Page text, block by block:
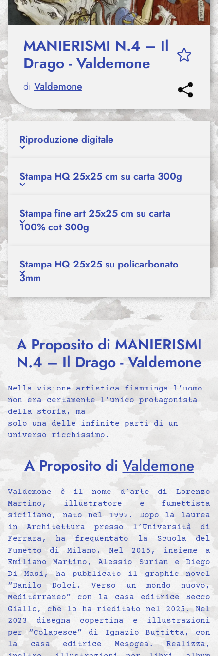
MANIERISMI N.4 – Il
Drago - Valdemone
di Valdemone
Riproduzione digitale
Stampa HQ 25x25 cm su carta 300g
Stampa fine art 25x25 cm su carta
100% cot 300g
Stampa HQ 25x25 su policarbonato
3mm
A Proposito di MANIERISMI
N.4 – Il Drago - Valdemone
Nella visione artistica fiamminga l’uomo
non era certamente l’unico protagonista
della storia, ma
solo una delle infinite parti di un
universo ricchissimo.
A Proposito di Valdemone
Valdemone è il nome d’arte di Lorenzo
Martino, illustratore e fumettista
siciliano, nato nel 1992. Dopo la laurea
in Architettura presso l’Università di
Ferrara, ha frequentato la Scuola del
Fumetto di Milano. Nel 2015, insieme a
Emiliano Martino, Alessio Surian e Diego
Di Masi, ha pubblicato il graphic novel
“Danilo Dolci. Verso un mondo nuovo,
Mediterraneo” con la casa editrice Becco
Giallo, che lo ha rieditato nel 2025. Nel
2023 disegna copertina e illustrazioni
per “Colapesce” di Ignazio Buttitta, con
la casa editrice Mesogea. Realizza,